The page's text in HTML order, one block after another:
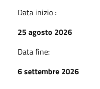
Data inizio :
25 agosto 2026
Data fine:
6 settembre 2026